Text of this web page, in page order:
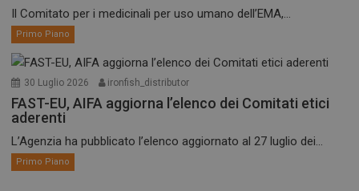
Il Comitato per i medicinali per uso umano dell’EMA,...
Primo Piano
30 Luglio 2026 ironfish_distributor
FAST-EU, AIFA aggiorna l’elenco dei Comitati etici
aderenti
L’Agenzia ha pubblicato l’elenco aggiornato al 27 luglio dei...
Primo Piano